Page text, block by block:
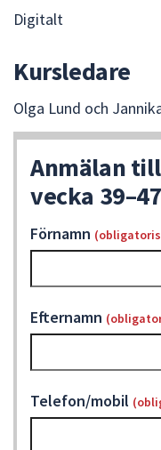
Digitalt
Kursledare
Olga Lund och
Anmälan
vecka 39–47
Förnamn
Efternamn
Telefon/mobil